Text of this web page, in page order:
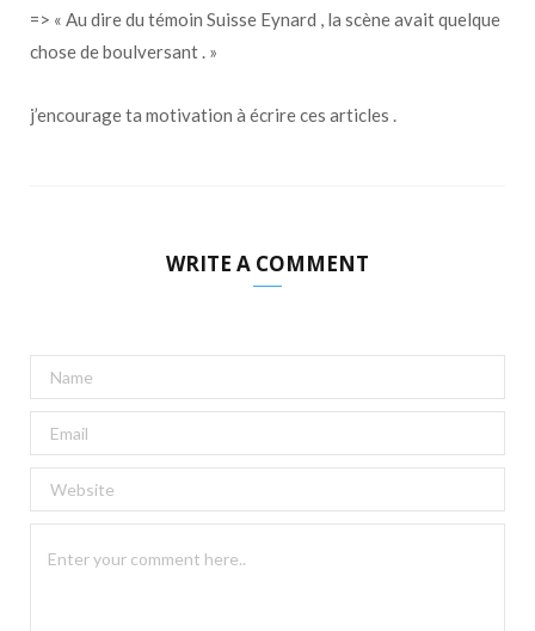
=> « Au dire du témoin Suisse Eynard , la scène avait quelque
chose de boulversant . »
j’encourage ta motivation à écrire ces articles .
WRITE A COMMENT
l
e
n